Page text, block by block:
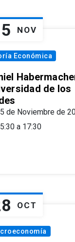
NOV
Económica
de los
de Noviembre de
a 17:30
OCT